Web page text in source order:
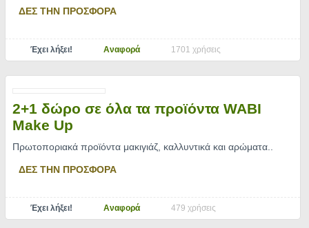
ΔΕΣ ΤΗΝ ΠΡΟΣΦΟΡΑ
Έχει λήξει! Αναφορά 1701 χρήσεις
2+1 δώρο σε όλα τα προϊόντα WABI
Make Up
Πρωτοποριακά προϊόντα μακιγιάζ, καλλυντικά και αρώματα..
ΔΕΣ ΤΗΝ ΠΡΟΣΦΟΡΑ
Έχει λήξει! Αναφορά 479 χρήσεις